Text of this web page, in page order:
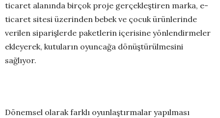
ticaret alanında birçok proje gerçekleştiren marka, e-
ticaret sitesi üzerinden bebek ve çocuk ürünlerinde
verilen siparişlerde paketlerin içerisine yönlendirmeler
ekleyerek, kutuların oyuncağa dönüştürülmesini
sağlıyor.
Dönemsel olarak farklı oyunlaştırmalar yapılması